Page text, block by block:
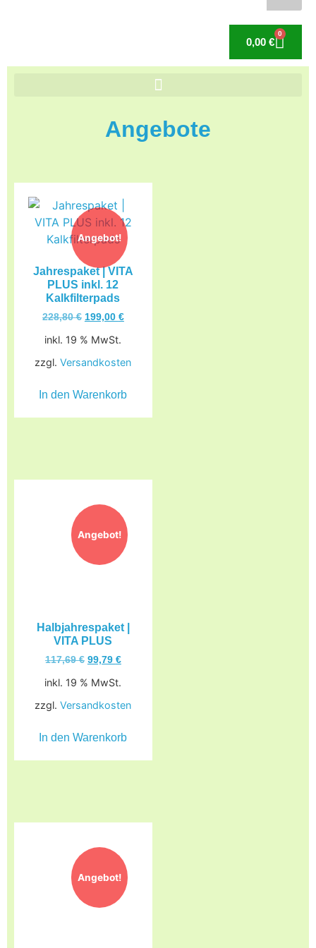
0,00 €
0
Angebote
Angebot!
Jahrespaket | VITA
PLUS inkl. 12
Kalkfilterpads
228,80€ 199,00 €
inkl. 19 % MwSt.
zzgl.Versandkosten
In den Warenkorb
Angebot!
Halbjahrespaket |
VITA PLUS
117,69€ 99,79 €
inkl. 19 % MwSt.
zzgl.Versandkosten
In den Warenkorb
Angebot!